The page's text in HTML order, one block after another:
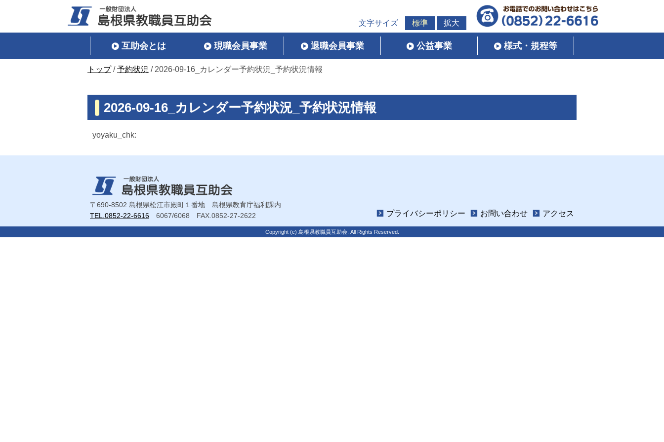
文字サイズ 標準 拡大
互助会とは 現職会員事業 退職会員事業 公益事業 様式・規程等
現
位
置：
トップ/予約状況 / 2026-09-16_カレンダー予約状況_予約状況情報
2026-09-16_カレンダー予約状況_予約状況情報
yoyaku_chk:
〒690-8502 島根県松江市殿町１番地 島根県教育庁福利課内
TEL.0852-22-6616 6067/6068 FAX.0852-27-2622 プライバシーポリシー お問い合わせ アクセス
Copyright (c) 島根県教職員互助会. All Rights Reserved.